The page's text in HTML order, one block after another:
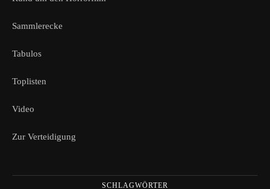
Sammlerecke
Tabulos
Toplisten
Video
Zur Verteidigung
SCHLAGWÖRTER